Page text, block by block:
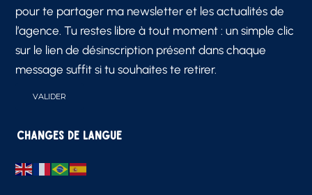
pour te partager ma newsletter et les actualités de
l’agence. Tu restes libre à tout moment : un simple clic
sur le lien de désinscription présent dans chaque
message suffit si tu souhaites te retirer.
Changes de langue